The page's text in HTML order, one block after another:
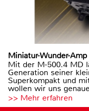
Miniatur-Wunder-Amp
Mit der M-500.4 MD
Generation seiner
Superkompakt und
wollen wir uns
>> Mehr erfahren